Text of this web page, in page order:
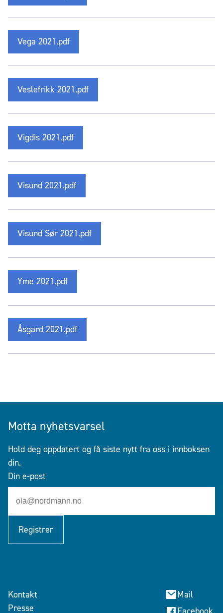
Vega 2021.pdf
Veslefrikk 2021.pdf
Vigdis 2021.pdf
Visund 2021.pdf
Visund Sør 2021.pdf
Yme 2021.pdf
Åsgard 2021.pdf
Motta nyhetsvarsel
Hold deg oppdatert og få siste nytt fra oss i innboksen
din.
Din e-post
Registrer
Kontakt
Presse
Mail